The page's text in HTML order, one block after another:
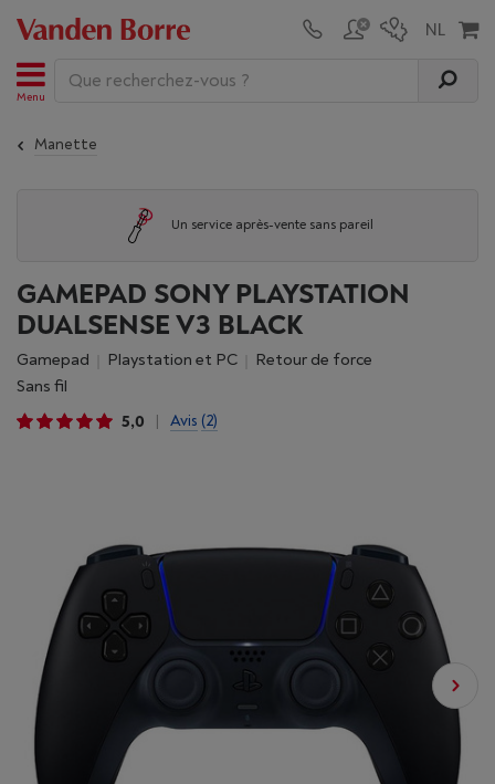
Menu
Manette
Un service après-vente sans pareil
GAMEPAD SONY PLAYSTATION
DUALSENSE V3 BLACK
Gamepad Playstation et PC
Retour de force
Sans fil
5,0
Avis (2)